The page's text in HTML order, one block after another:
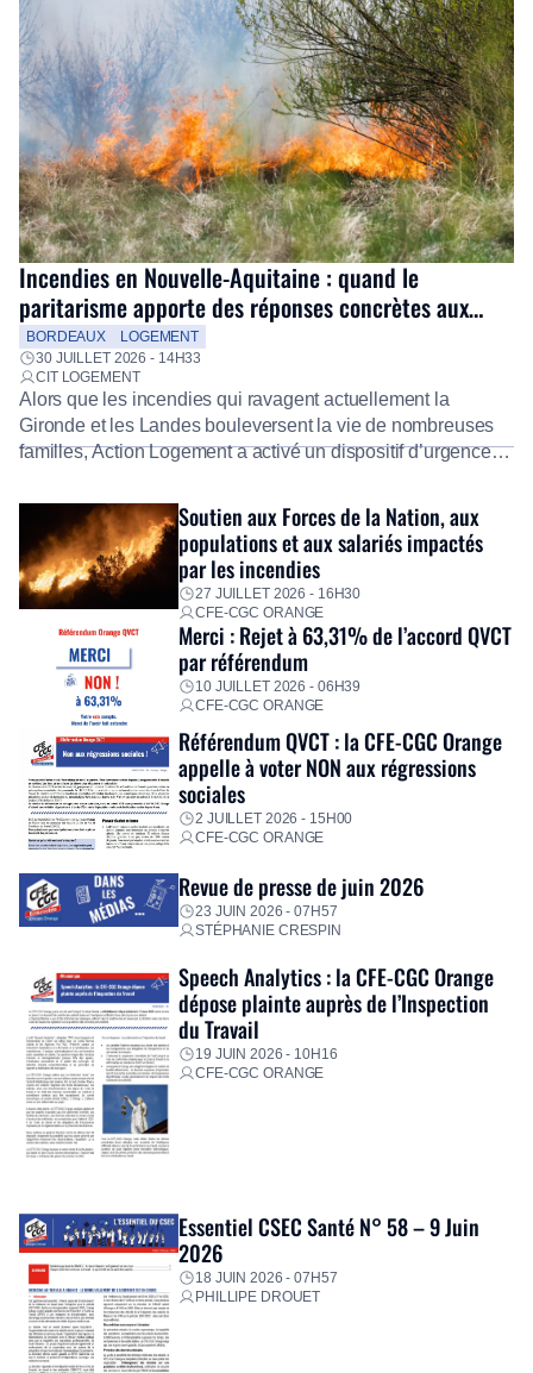
Incendies en Nouvelle-Aquitaine : quand le
paritarisme apporte des réponses concrètes aux
salariés
BORDEAUX
LOGEMENT
30 JUILLET 2026 - 14H33
CIT LOGEMENT
Alors que les incendies qui ravagent actuellement la
Gironde et les Landes bouleversent la vie de nombreuses
familles, Action Logement a activé un dispositif d’urgence
Fidèle à sa mission d’utilité sociale, le Groupe mobilise
immédiatement ses équipes afin de proposer un diagnostic
personnalisé, des aides financières pour faire face aux
premières dépenses, […]
Soutien aux Forces de la Nation, aux
populations et aux salariés impactés
par les incendies
27 JUILLET 2026 - 16H30
CFE-CGC ORANGE
Merci : Rejet à 63,31% de l’accord QVCT
par référendum
10 JUILLET 2026 - 06H39
CFE-CGC ORANGE
Référendum QVCT : la CFE-CGC Orange
appelle à voter NON aux régressions
sociales
2 JUILLET 2026 - 15H00
CFE-CGC ORANGE
Revue de presse de juin 2026
23 JUIN 2026 - 07H57
STÉPHANIE CRESPIN
Speech Analytics : la CFE-CGC Orange
dépose plainte auprès de l’Inspection
du Travail
19 JUIN 2026 - 10H16
CFE-CGC ORANGE
Essentiel CSEC Santé N° 58 – 9 Juin
2026
18 JUIN 2026 - 07H57
PHILLIPE DROUET